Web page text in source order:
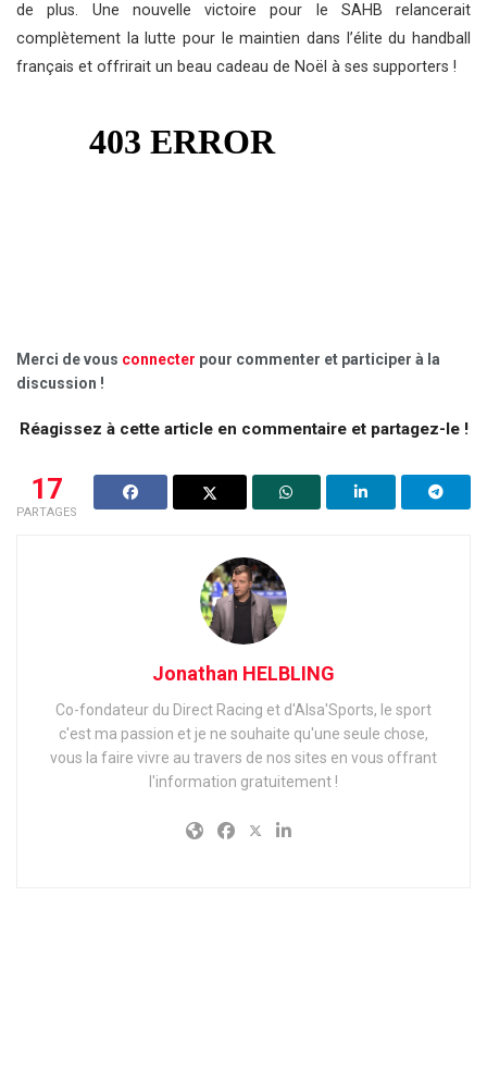
de plus. Une nouvelle victoire pour le SAHB relancerait
complètement la lutte pour le maintien dans l’élite du handball
français et offrirait un beau cadeau de Noël à ses supporters !
Merci de vous connecter pour commenter et participer à la
discussion !
Réagissez à cette article en commentaire et partagez-le !
17
PARTAGES
Jonathan HELBLING
Co-fondateur du Direct Racing et d'Alsa'Sports, le sport
c'est ma passion et je ne souhaite qu'une seule chose,
vous la faire vivre au travers de nos sites en vous offrant
l'information gratuitement !